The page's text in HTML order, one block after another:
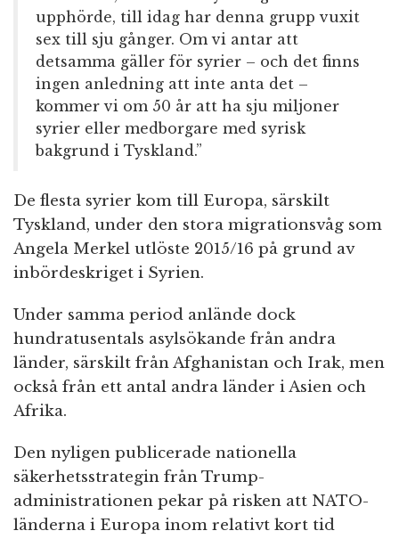
upphörde, till idag har denna grupp vuxit
sex till sju gånger. Om vi antar att
detsamma gäller för syrier – och det finns
ingen anledning att inte anta det –
kommer vi om 50 år att ha sju miljoner
syrier eller medborgare med syrisk
bakgrund i Tyskland.”
De flesta syrier kom till Europa, särskilt
Tyskland, under den stora migrationsvåg som
Angela Merkel utlöste 2015/16 på grund av
inbördeskriget i Syrien.
Under samma period anlände dock
hundratusentals asylsökande från andra
länder, särskilt från Afghanistan och Irak, men
också från ett antal andra länder i Asien och
Afrika.
Den nyligen publicerade nationella
säkerhetsstrategin från Trump-
administrationen pekar på risken att NATO-
länderna i Europa inom relativt kort tid